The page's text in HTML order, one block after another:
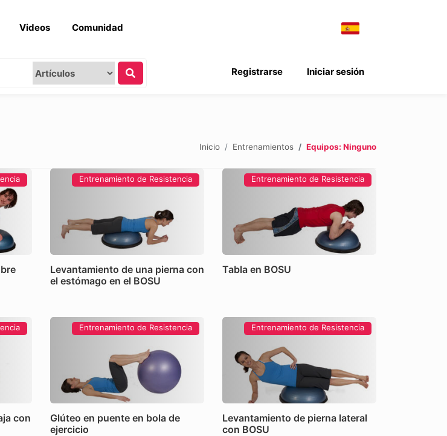
Videos Comunidad
Iniciar sesión
Registrarse
Inicio Entrenamientos Equipos: Ninguno
Entrenamiento de Resistencia
Levantamiento de una pierna con
el estómago en el BOSU
Entrenamiento de Resistencia
Tabla en BOSU
con
Entrenamiento de Resistencia
Glúteo en puente en bola de
ejercicio
Entrenamiento de Resistencia
Levantamiento de pierna lateral
con BOSU